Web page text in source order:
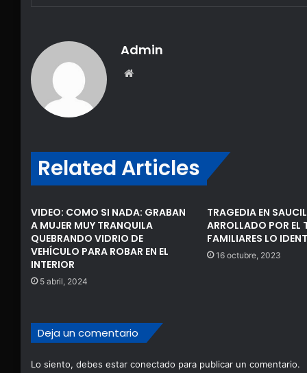
Admin
Related Articles
VIDEO: COMO SI NADA: GRABAN
A MUJER MUY TRANQUILA
QUEBRANDO VIDRIO DE
VEHÍCULO PARA ROBAR EN EL
INTERIOR
5 abril, 2024
TRAGEDIA EN
ARROLLADO POR EL
FAMILIARES LO
16 octubre, 2023
Deja un comentario
Lo siento, debes estar conectado para publicar un comentario.